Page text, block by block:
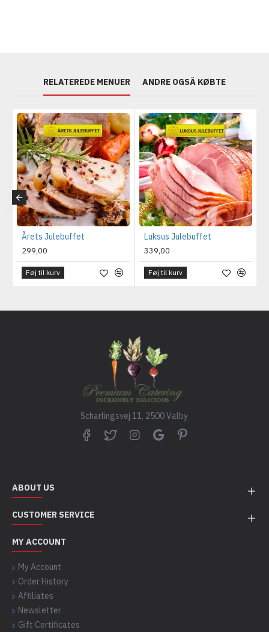
RELATEREDE MENUER ANDRE OGSÅ KØBTE
Årets Julebuffet
299,00
Føj til kurv
Luksus Julebuffet
339,00
Føj til kurv
Scharlingsvej 11, 2500 Valby
ABOUT US
CUSTOMER SERVICE
MY ACCOUNT
My Account
Order History
Affiliates
Newsletter
Gift Certificates